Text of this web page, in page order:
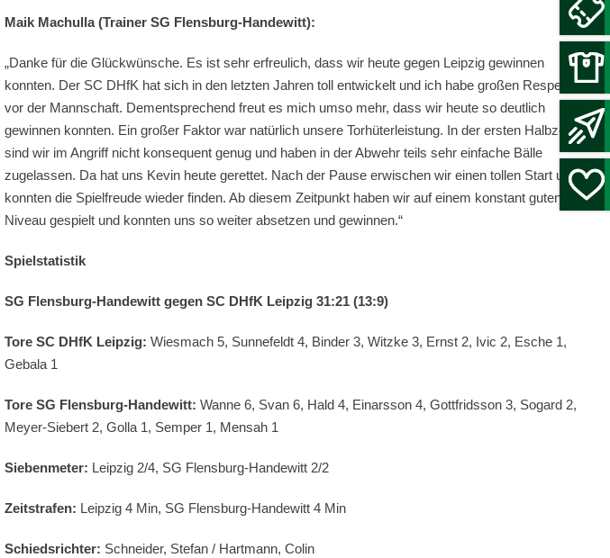
Maik Machulla (Trainer SG Flensburg-Handewitt):
„Danke für die Glückwünsche. Es ist sehr erfreulich, dass wir heute gegen Leipzig gewinnen
konnten. Der SC DHfK hat sich in den letzten Jahren toll entwickelt und ich habe großen Respekt
vor der Mannschaft. Dementsprechend freut es mich umso mehr, dass wir heute so deutlich
gewinnen konnten. Ein großer Faktor war natürlich unsere Torhüterleistung. In der ersten Halbzeit
sind wir im Angriff nicht konsequent genug und haben in der Abwehr teils sehr einfache Bälle
zugelassen. Da hat uns Kevin heute gerettet. Nach der Pause erwischen wir einen tollen Start und
konnten die Spielfreude wieder finden. Ab diesem Zeitpunkt haben wir auf einem konstant guten
Niveau gespielt und konnten uns so weiter absetzen und gewinnen.“
Spielstatistik
SG Flensburg-Handewitt gegen SC DHfK Leipzig 31:21 (13:9)
Tore SC DHfK Leipzig: Wiesmach 5, Sunnefeldt 4, Binder 3, Witzke 3, Ernst 2, Ivic 2, Esche 1,
Gebala 1
Tore SG Flensburg-Handewitt: Wanne 6, Svan 6, Hald 4, Einarsson 4, Gottfridsson 3, Sogard 2,
Meyer-Siebert 2, Golla 1, Semper 1, Mensah 1
Siebenmeter: Leipzig 2/4, SG Flensburg-Handewitt 2/2
Zeitstrafen: Leipzig 4 Min, SG Flensburg-Handewitt 4 Min
Schiedsrichter: Schneider, Stefan / Hartmann, Colin